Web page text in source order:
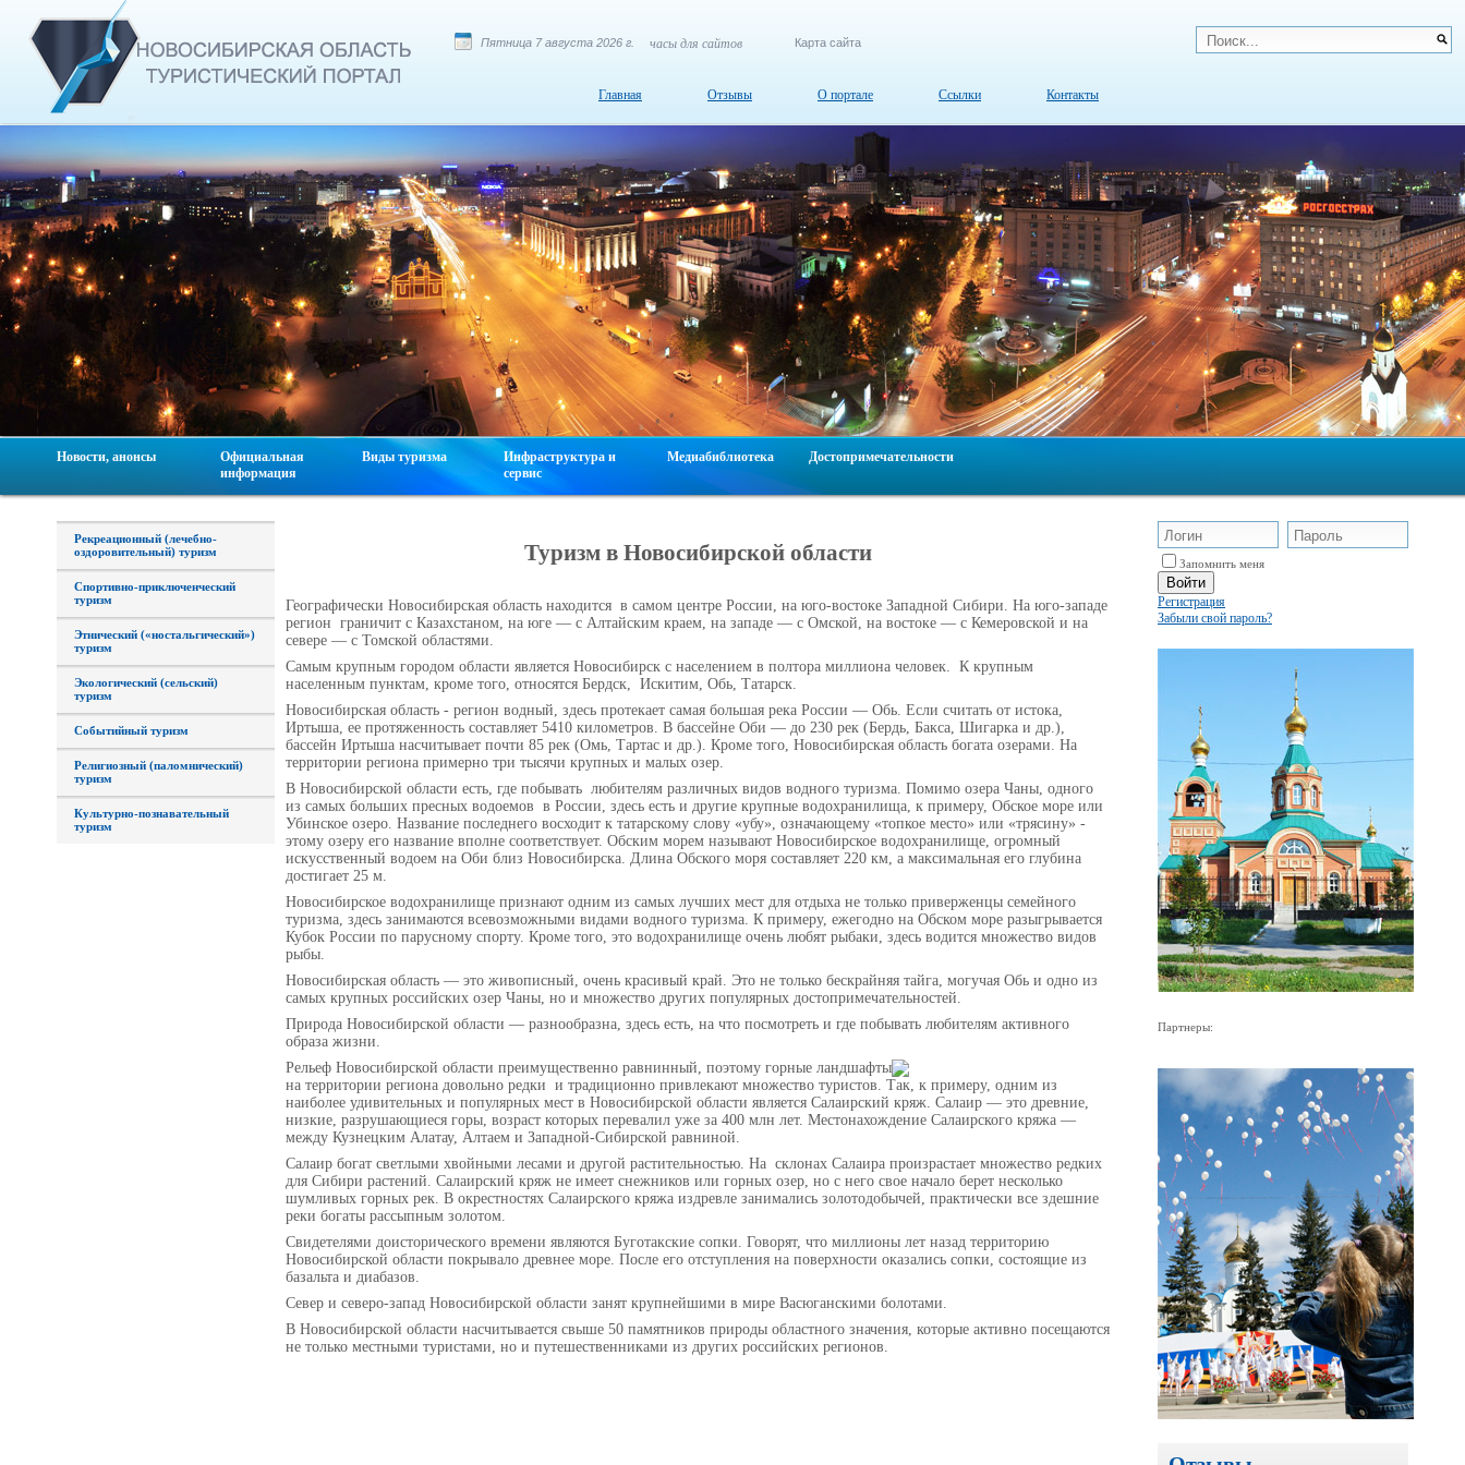
Пятница 7 августа 2026 г. часы для сайтов Карта сайта
Главная Отзывы О портале Ссылки Контакты
Новости, анонсы
Официальная
информация
Виды туризма
Инфраструктура и
сервис
Медиабиблиотека Достопримечательности
Рекреационный (лечебно-
оздоровительный) туризм
Спортивно-приключенческий
туризм
Этнический («ностальгический»)
туризм
Экологический (сельский)
туризм
Событийный туризм
Религиозный (паломнический)
туризм
Культурно-познавательный
туризм
Туризм в Новосибирской области
Географически Новосибирская область находится в самом центре России, на юго-востоке Западной Сибири. На юго-западе
регион граничит с Казахстаном, на юге — с Алтайским краем, на западе — с Омской, на востоке — с Кемеровской и на
севере — с Томской областями.
Самым крупным городом области является Новосибирск с населением в полтора миллиона человек.
К крупным
населенным пунктам, кроме того, относятся Бердск,
Искитим, Обь, Татарск.
Новосибирская область - регион водный, здесь протекает самая большая река России — Обь. Если считать от истока,
Иртыша, ее протяженность составляет 5410 километров. В бассейне Оби — до 230 рек (Бердь, Бакса, Шигарка и др.),
бассейн Иртыша насчитывает почти 85 рек (Омь, Тартас и др.). Кроме того, Новосибирская область богата озерами. На
территории региона примерно три тысячи крупных и малых озер.
В Новосибирской области есть, где побывать любителям различных видов водного туризма. Помимо озера Чаны, одного
из самых больших пресных водоемов в России, здесь есть и другие крупные водохранилища, к примеру, Обское море или
Убинское озеро. Название последнего восходит к татарскому слову «убу», означающему «топкое место» или «трясину» -
этому озеру его название вполне соответствует. Обским морем называют Новосибирское водохранилище, огромный
искусственный водоем на Оби близ Новосибирска. Длина Обского моря составляет 220 км, а максимальная его глубина
достигает 25 м.
Новосибирское водохранилище признают одним из самых лучших мест для отдыха не только приверженцы семейного
туризма, здесь занимаются всевозможными видами водного туризма. К примеру, ежегодно на Обском море разыгрывается
Кубок России по парусному спорту. Кроме того, это водохранилище очень любят рыбаки, здесь водится множество видов
рыбы.
Новосибирская область — это живописный, очень красивый край. Это не только бескрайняя тайга, могучая Обь и одно из
самых крупных российских озер Чаны, но и множество других популярных достопримечательностей.
Природа Новосибирской области — разнообразна, здесь есть, на что посмотреть и где побывать любителям активного
образа жизни.
Рельеф Новосибирской области преимущественно равнинный, поэтому горные ландшафты
на территории региона довольно редки и традиционно привлекают множество туристов. Так, к примеру, одним из
наиболее удивительных и популярных мест в Новосибирской области является Салаирский кряж. Салаир — это древние,
низкие, разрушающиеся горы, возраст которых перевалил уже за 400 млн лет. Местонахождение Салаирского кряжа —
между Кузнецким Алатау, Алтаем и Западной-Сибирской равниной.
Салаир богат светлыми хвойными лесами и другой растительностью. На склонах Салаира произрастает множество редких
для Сибири растений. Салаирский кряж не имеет снежников или горных озер, но с него свое начало берет несколько
шумливых горных рек. В окрестностях Салаирского кряжа издревле занимались золотодобычей, практически все здешние
реки богаты рассыпным золотом.
Свидетелями доисторического времени являются Буготакские сопки. Говорят, что миллионы лет назад территорию
Новосибирской области покрывало древнее море. После его отступления на поверхности оказались сопки, состоящие из
базальта и диабазов.
Север и северо-запад Новосибирской области занят крупнейшими в мире Васюганскими болотами.
В Новосибирской области насчитывается свыше 50 памятников природы областного значения, которые активно посещаются
не только местными туристами, но и путешественниками из других российских регионов.
Запомнить меня
Регистрация
Забыли свой пароль?
Партнеры: